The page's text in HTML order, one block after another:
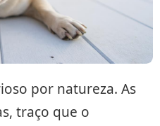
por natureza. As
traço que o